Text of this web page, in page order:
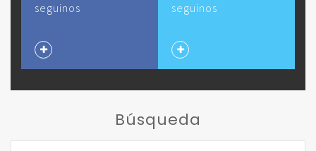
seguinos seguinos
Búsqueda